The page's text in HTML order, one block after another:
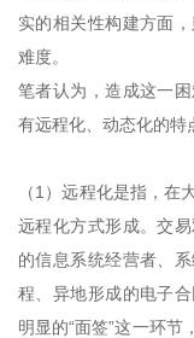
实的相关性构建方面
难度。
笔者认为，造成这一
有远程化、动态化的特
（1）远程化是指，在
远程化方式形成。交
的信息系统经营者、
程、异地形成的电子
明显的“面签”这一环